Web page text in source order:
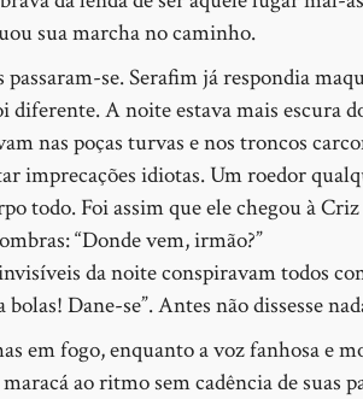
sua marcha no caminho.
se. Serafim já respondia
A noite estava mais escura
nas poças turvas e nos troncos
imprecações idiotas. Um roedor
todo. Foi assim que ele chegou à
“Donde vem, irmão?”
da noite conspiravam todos
Dane-se”. Antes não dissesse
em fogo, enquanto a voz fanhosa e
ao ritmo sem cadência de suas